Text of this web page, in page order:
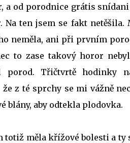
a od porodnice grátis
ten jsem se fakt netěšila.
neměla, ani při prvním
to zase takový horor
porod. Třičtvrtě hodinky
z té sprchy se mi vážně
blány, aby odtekla plodovka.
totiž měla křížové bolesti a